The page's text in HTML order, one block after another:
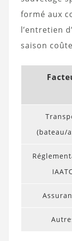
formé aux
l’entretien
saison
(bateau/